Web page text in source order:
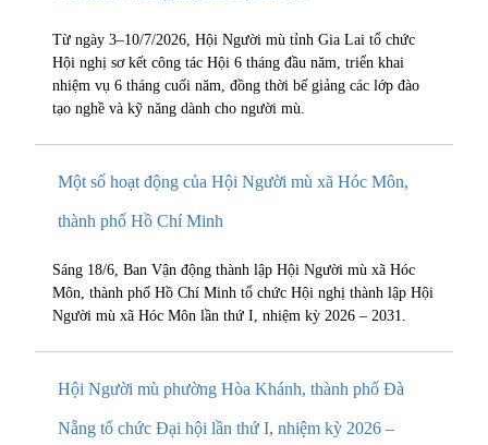
Từ ngày 3–10/7/2026, Hội Người mù tỉnh Gia Lai tổ chức
Hội nghị sơ kết công tác Hội 6 tháng đầu năm, triển khai
nhiệm vụ 6 tháng cuối năm, đồng thời bế giảng các lớp đào
tạo nghề và kỹ năng dành cho người mù.
Một số hoạt động của Hội Người mù xã Hóc Môn,
thành phố Hồ Chí Minh
Sáng 18/6, Ban Vận động thành lập Hội Người mù xã Hóc
Môn, thành phố Hồ Chí Minh tổ chức Hội nghị thành lập Hội
Người mù xã Hóc Môn lần thứ I, nhiệm kỳ 2026 – 2031.
Hội Người mù phường Hòa Khánh, thành phố Đà
Nẵng tổ chức Đại hội lần thứ I, nhiệm kỳ 2026 –